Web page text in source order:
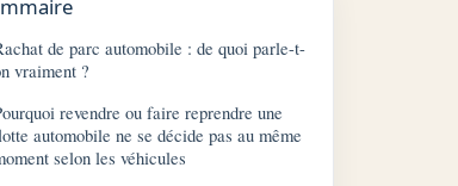
de parc automobile : de quoi parle-t-
vraiment ?
revendre ou faire reprendre une
automobile ne se décide pas au même
selon les véhicules